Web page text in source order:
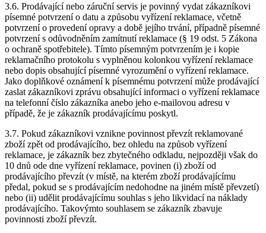
3.6. Prodávající nebo záruční servis je povinný vydat zákazníkovi
písemné potvrzení o datu a způsobu vyřízení reklamace, včetně
potvrzení o provedení opravy a době jejího trvání, případně písemné
potvrzení s odůvodněním zamítnutí reklamace (§ 19 odst. 5 Zákona
o ochraně spotřebitele). Tímto písemným potvrzením je i kopie
reklamačního protokolu s vyplněnou kolonkou vyřízení reklamace
nebo dopis obsahující písemné vyrozumění o vyřízení reklamace.
Jako doplňkové oznámení k písemnému potvrzení může prodávající
zaslat zákazníkovi zprávu obsahující informaci o vyřízení reklamace
na telefonní číslo zákazníka anebo jeho e-mailovou adresu v
případě, že je zákazník prodávajícímu poskytl.
3.7. Pokud zákazníkovi vznikne povinnost převzít reklamované
zboží zpět od prodávajícího, bez ohledu na způsob vyřízení
reklamace, je zákazník bez zbytečného odkladu, nejpozději však do
10 dnů ode dne vyřízení reklamace, povinen (i) zboží od
prodávajícího převzít (v místě, na kterém zboží prodávajícímu
předal, pokud se s prodávajícím nedohodne na jiném místě převzetí)
nebo (ii) udělit prodávajícímu souhlas s jeho likvidací na náklady
prodávajícího. Takovýmto souhlasem se zákazník zbavuje
povinnosti zboží převzít.